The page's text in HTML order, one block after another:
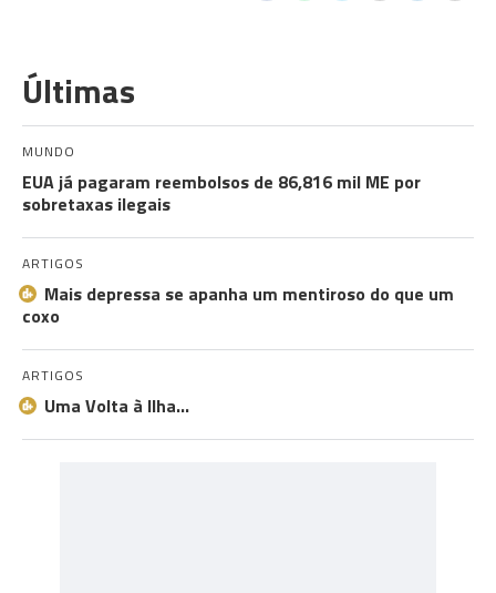
Últimas
MUNDO
EUA já pagaram reembolsos de 86,816 mil ME por
sobretaxas ilegais
ARTIGOS
Mais depressa se apanha um mentiroso do que um
coxo
ARTIGOS
Uma Volta à Ilha…